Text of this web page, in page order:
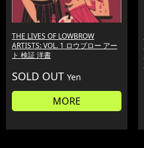
THE LIVES OF LOWBROW
ARTISTS: VOL. 1 ロウブロー アー
ト 検証 洋書
SOLD OUT Yen
MORE